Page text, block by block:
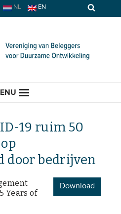
NL EN
19 ruim 50
door bedrijven
Download
Years of